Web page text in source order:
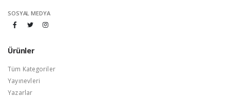
SOSYAL MEDYA
Ürünler
Tüm Kategoriler
Yayınevleri
Yazarlar